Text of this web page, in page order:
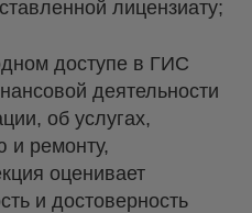
лицензиату;
доступе в ГИС
деятельности
об услугах,
и ремонту,
оценивает
и достоверность